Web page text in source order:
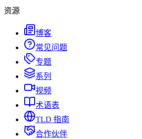
资源
博客
常见问题
专题
系列
视频
术语表
TLD 指南
合作伙伴